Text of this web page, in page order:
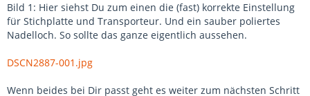
Bild 1: Hier siehst Du zum einen die (fast) korrekte Einstellung
für Stichplatte und Transporteur. Und ein sauber poliertes
Nadelloch. So sollte das ganze eigentlich aussehen.
DSCN2887-001.jpg
Wenn beides bei Dir passt geht es weiter zum nächsten Schritt